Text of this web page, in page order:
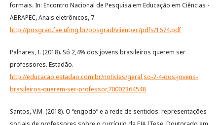
formais. In: Encontro Nacional de Pesquisa em Educação em Ciências -
ABRAPEC, Anais eletrônicos, 7.
http://posgrad.fae.ufmg.br/posgrad/viienpec/pdfs/1674.pdf
Palhares, I. (2018). Só 2,4% dos jovens brasileiros querem ser
professores. Estadão.
http://educacao.estadao.com.br/noticias/geral,so-2-4-dos-jovens-
brasileiros-querem-ser-professor,70002364548
Santos, V.M. (2018). O “engodo” e a rede de sentidos: representações